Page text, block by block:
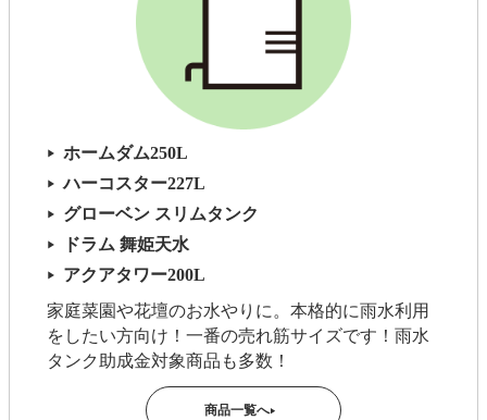
▶ ホームダム250L
▶ ハーコスター227L
▶ グローベン スリムタンク
▶ ドラム 舞姫天水
▶
アクアタワー200L
家庭菜園や花壇のお水やりに。本格的に雨水利用
をしたい方向け！一番の売れ筋サイズです！雨水
タンク助成金対象商品も多数！
商品一覧へ ▶